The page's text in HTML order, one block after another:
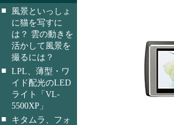
■
風景といっしょ
に猫を写すに
は？ 雲の動きを
活かして風景を
撮るには？
■ LPL、薄型・ワ
イド配光のLED
ライト「VL-
5500XP」
■
キタムラ、フォ